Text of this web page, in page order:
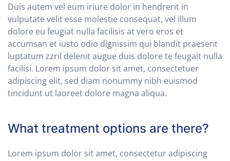
Duis autem vel eum iriure dolor in hendrerit in
vulputate velit esse molestie consequat, vel illum
dolore eu feugiat nulla facilisis at vero eros et
accumsan et iusto odio dignissim qui blandit praesent
luptatum zzril delenit augue duis dolore te feugait nulla
facilisi. Lorem ipsum dolor sit amet, consectetuer
adipiscing elit, sed diam nonummy nibh euismod
tincidunt ut laoreet dolore magna aliqua.
What treatment options are there?
Lorem ipsum dolor sit amet, consectetur adipiscing